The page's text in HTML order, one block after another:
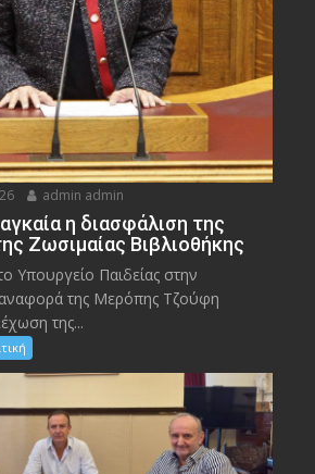
admin admin
η διασφάλιση της
Ζωσιμαίας Βιβλιοθήκης
Υπουργείο Παιδείας στην
της Μερόπης Τζούφη
της...